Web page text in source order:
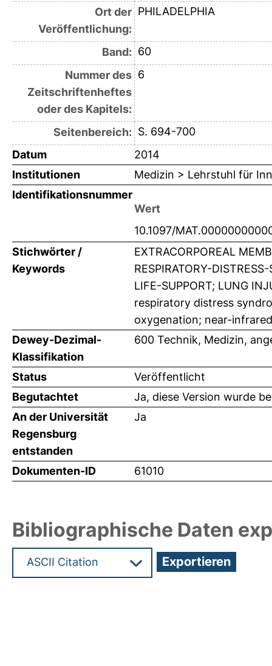
Ort der
Veröffentlichung:
PHILADELPHIA
Band: 60
Nummer des
Zeitschriftenheftes
oder des Kapitels:
6
Seitenbereich: S. 694-700
Datum
2014
Institutionen
Medizin > Lehrstuhl für
Identifikationsnummer
Wert
10.1097/
Stichwörter /
Keywords
EXTRACORPOREAL
RESPIRATORY-
LIFE-SUPPORT; LUNG
respiratory distress
oxygenation; near-
Dewey-Dezimal-
Klassifikation
600 Technik, Medizin,
Status
Veröffentlicht
Begutachtet
Ja, diese Version wurde
An der Universität
Regensburg
entstanden
Ja
Dokumenten-ID 61010
Bibliographische Daten